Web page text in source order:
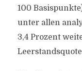
100
unter allen
3,4 Prozent